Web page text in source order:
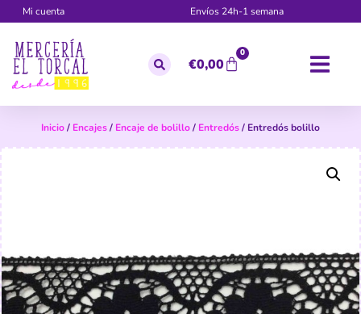
Mi cuenta Envíos 24h-1 semana
€0,00
0
Inicio/ Encajes/ Encaje de bolillo/ Entredós/ Entredós bolillo